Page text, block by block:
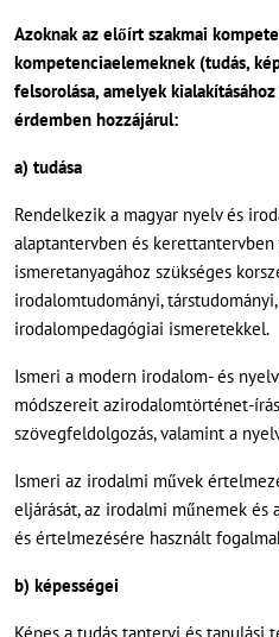
Azoknak az előírt szakmai
kompetenciaelemeknek (tudás,
felsorolása, amelyek
érdemben hozzájárul:
a) tudása
Rendelkezik a magyar nyelv és
alaptantervben és
ismeretanyagához szükséges
irodalomtudományi,
irodalompedagógiai ismeretekkel.
Ismeri a modern irodalom- és
módszereit azirodalomtörténet-
szövegfeldolgozás, valamint a
Ismeri az irodalmi művek
eljárását, az irodalmi műnemek
és értelmezésére használt
b) képességei